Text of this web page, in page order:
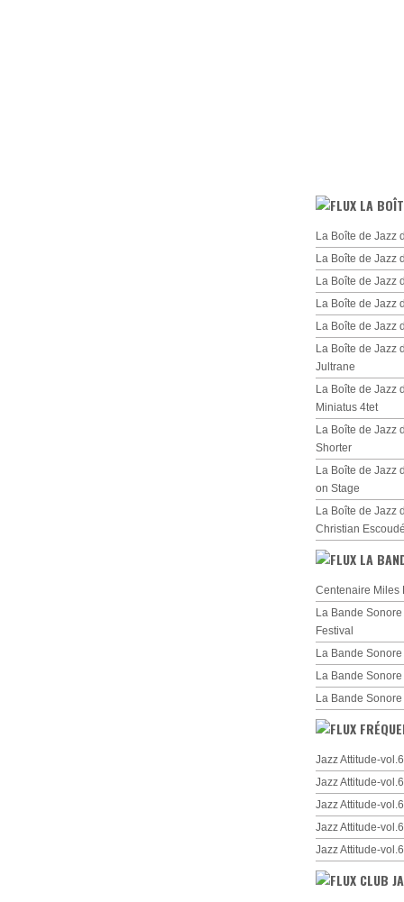
LA
La Boîte de Jazz
La Boîte de Jazz
La Boîte de Jazz
La Boîte de Jazz
La Boîte de Jazz
La Boîte de Jazz
Jultrane
La Boîte de Jazz
Miniatus 4tet
La Boîte de Jazz
Shorter
La Boîte de Jazz
on Stage
La Boîte de Jazz
Christian
LA
Centenaire Miles
La Bande
Festival
La Bande
La Bande
La Bande
Jazz Attitude-
Jazz Attitude-
Jazz Attitude-
Jazz Attitude-
Jazz Attitude-
CLUB